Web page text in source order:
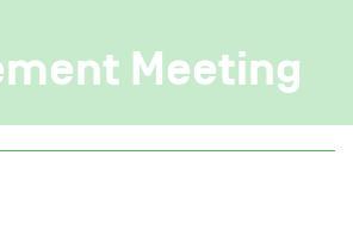
Meeting